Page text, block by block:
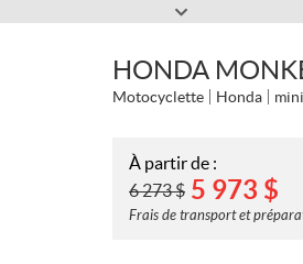
HONDA
Motocyclette Honda
À partir de :
6 273$ 5 973 $
Frais de transport et